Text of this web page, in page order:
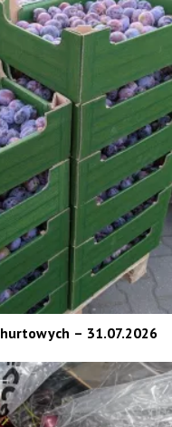
– 31.07.2026